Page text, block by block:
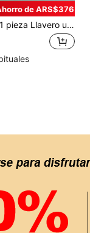
de ARS$376
1 pieza Llavero unisex de oso blanco pequeño con estampado de dibujos animados, accesorio pequeño y lindo de concha, colgante de funda de teléfono personalizada de estudiante, accesorios de bolso, cordones con soporte para identificación, accesorios de coche, encantos de bolso, regalos para madre, padre, graduación y maestro
APP